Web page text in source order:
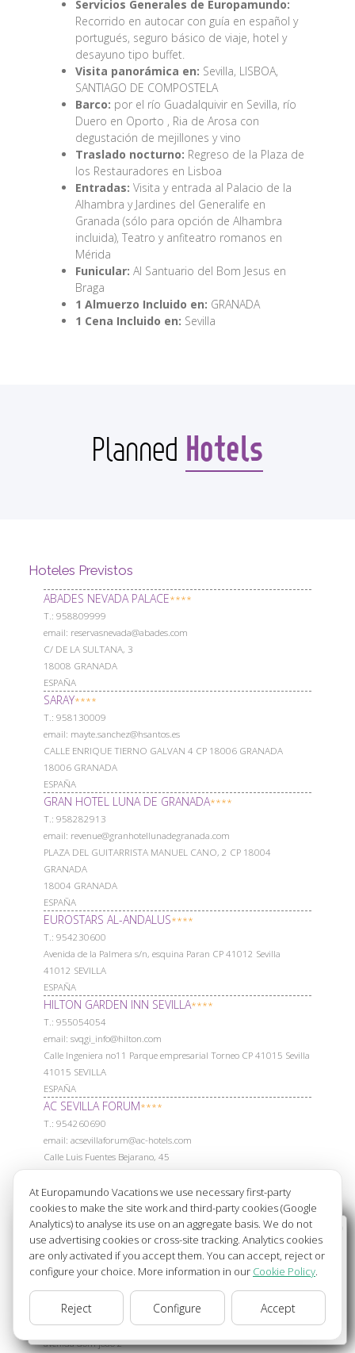
Servicios Generales de Europamundo:
Recorrido en autocar con guía en español y
portugués, seguro básico de viaje, hotel y
desayuno tipo buffet.
Visita panorámica en: Sevilla, LISBOA,
SANTIAGO DE COMPOSTELA
Barco: por el río Guadalquivir en Sevilla, río
Duero en Oporto , Ria de Arosa con
degustación de mejillones y vino
Traslado nocturno: Regreso de la Plaza de
los Restauradores en Lisboa
Entradas: Visita y entrada al Palacio de la
Alhambra y Jardines del Generalife en
Granada (sólo para opción de Alhambra
incluida), Teatro y anfiteatro romanos en
Mérida
Funicular: Al Santuario del Bom Jesus en
Braga
1 Almuerzo Incluido en: GRANADA
1 Cena Incluido en: Sevilla
Planned Hotels
Hoteles Previstos
ABADES NEVADA PALACE****
Т.: 958809999
email: reservasnevada@abades.com
C/ DE LA SULTANA, 3
18008 GRANADA
ESPAÑA
SARAY****
Т.: 958130009
email: mayte.sanchez@hsantos.es
CALLE ENRIQUE TIERNO GALVAN 4 CP 18006 GRANADA
18006 GRANADA
ESPAÑA
GRAN HOTEL LUNA DE GRANADA****
Т.: 958282913
email: revenue@granhotellunadegranada.com
PLAZA DEL GUITARRISTA MANUEL CANO, 2 CP 18004
GRANADA
18004 GRANADA
ESPAÑA
EUROSTARS AL-ANDALUS****
Т.: 954230600
Avenida de la Palmera s/n, esquina Paran CP 41012 Sevilla
41012 SEVILLA
ESPAÑA
HILTON GARDEN INN SEVILLA****
Т.: 955054054
email: svqgi_info@hilton.com
Calle Ingeniera no11 Parque empresarial Torneo CP 41015 Sevilla
41015 SEVILLA
ESPAÑA
AC SEVILLA FORUM****
Т.: 954260690
email: acsevillaforum@ac-hotels.com
Calle Luis Fuentes Bejarano, 45
41020 SEVILLA
ESPAÑA
ALCORA SEVILLA ****
Т.: 954349600
Carretera San Juan a Tomares, km 1, San Juan de Aznalfarache
41920 SEVILLA
ESPAÑA
VIP EXECUTIVE ARTS****
Т.: 210020400
email: fdesk.arts@viphotels.com; vendas.arts@viphotels.com
avenida dom joao 2
Wellcome to Europamundo Vacations, your in the
international site of:
Bienvenido a Europamundo Vacaciones, está usted en el
sitio internacional de:
USA(en) change/cambiar
At Europamundo Vacations we use necessary first-party
cookies to make the site work and third-party cookies (Google
Analytics) to analyse its use on an aggregate basis. We do not
use advertising cookies or cross-site tracking. Analytics cookies
are only activated if you accept them. You can accept, reject or
configure your choice. More information in our Cookie Policy.
Reject Configure Accept